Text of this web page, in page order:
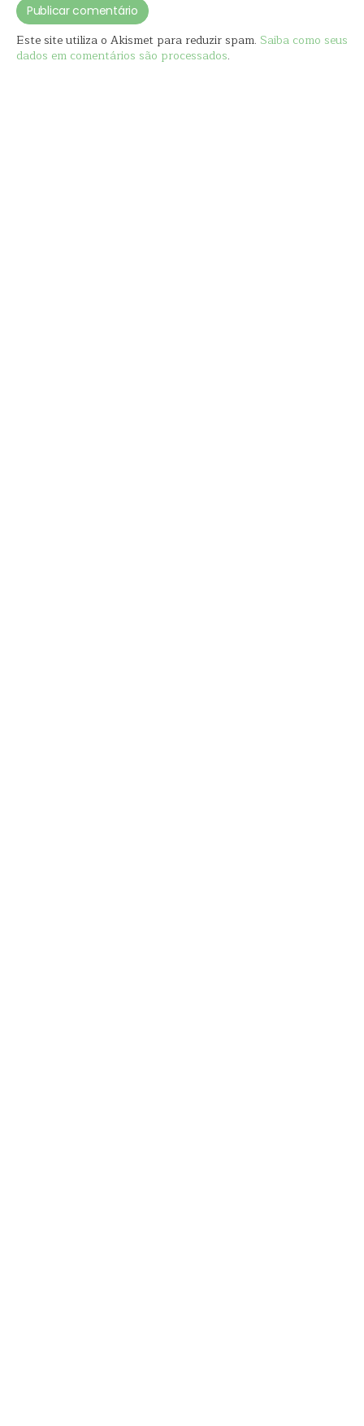
Este site utiliza o Akismet para reduzir spam. Saiba como seus
dados em comentários são processados.